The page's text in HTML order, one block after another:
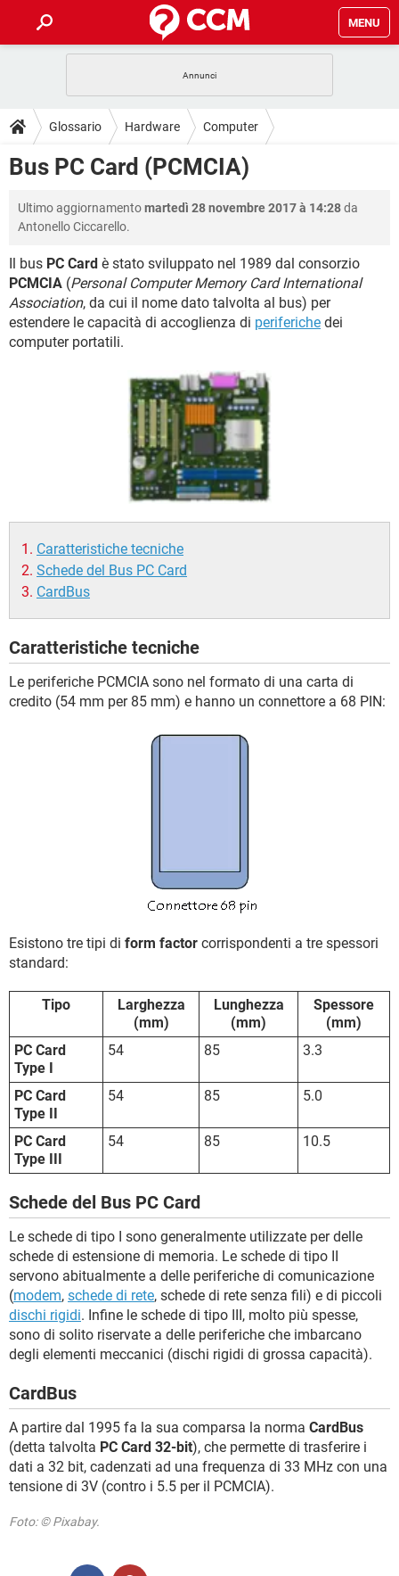
MENU
INTRATTENIMENTO ANDROID
iOS WINDOWS 10
TIKTOK
GUIDE
COVID-19
INTRATTENIMENTO ANDROID
iOS WINDOWS 10
TIKTOK FACEBOOK
HARDWARE
DOWNLOAD
INTRATTENIMENTO
INSTAGRAM WHATSAPP
TIKTOK FACEBOOK
HARDWARE
FORUM
INTRATTENIMENTO ANDROID
iOS WINDOWS 10
INSTAGRAM WHATSAPP
COVID-19 GAMING
INTRATTENIMENTO ANDROID
iOS
WHATSAPP
FACEBOOK
Glossario Hardware Computer
Bus PC Card (PCMCIA)
Ultimo aggiornamentomartedì 28 novembre 2017 à 14:28da
Antonello Ciccarello.
Il bus PC Card è stato sviluppato nel 1989 dal consorzio
PCMCIA (Personal Computer Memory Card International
Association, da cui il nome dato talvolta al bus) per
estendere le capacità di accoglienza di periferiche dei
computer portatili.
Caratteristiche tecniche
Schede del Bus PC Card
CardBus
Caratteristiche tecniche
Le periferiche PCMCIA sono nel formato di una carta di
credito (54 mm per 85 mm) e hanno un connettore a 68 PIN:
Esistono tre tipi di form factor corrispondenti a tre spessori
standard:
Tipo
Larghezza
(mm)
Lunghezza
(mm)
Spessore
(mm)
PC Card
Type I
54 85 3.3
PC Card
Type II
54 85 5.0
PC Card
Type III
54 85 10.5
Schede del Bus PC Card
Le schede di tipo I sono generalmente utilizzate per delle
schede di estensione di memoria. Le schede di tipo II
servono abitualmente a delle periferiche di comunicazione
(modem, schede di rete, schede di rete senza fili) e di piccoli
dischi rigidi. Infine le schede di tipo III, molto più spesse,
sono di solito riservate a delle periferiche che imbarcano
degli elementi meccanici (dischi rigidi di grossa capacità).
CardBus
A partire dal 1995 fa la sua comparsa la norma CardBus
(detta talvolta PC Card 32-bit), che permette di trasferire i
dati a 32 bit, cadenzati ad una frequenza di 33 MHz con una
tensione di 3V (contro i 5.5 per il PCMCIA).
Foto: © Pixabay.